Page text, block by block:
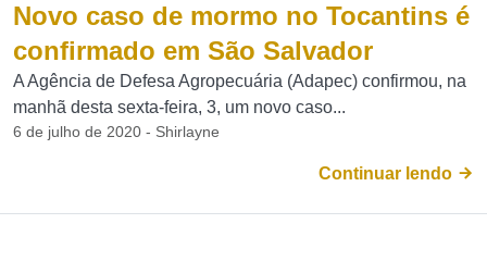
Novo caso de mormo no Tocantins é
confirmado em São Salvador
A Agência de Defesa Agropecuária (Adapec) confirmou, na
manhã desta sexta-feira, 3, um novo caso...
6 de julho de 2020 - Shirlayne
Continuar lendo